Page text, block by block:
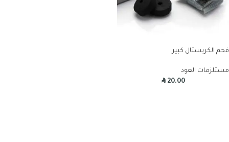
فحم الكريستال كبير
مستلزمات العود
R20.00